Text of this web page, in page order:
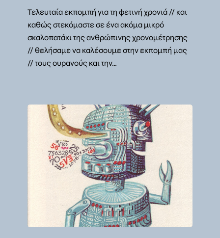
Τελευταία εκπομπή για τη φετινή χρονιά // και
καθώς στεκόμαστε σε ένα ακόμα μικρό
σκαλοπατάκι της ανθρώπινης χρονομέτρησης
// θελήσαμε να καλέσουμε στην εκπομπή μας
// τους ουρανούς και την…